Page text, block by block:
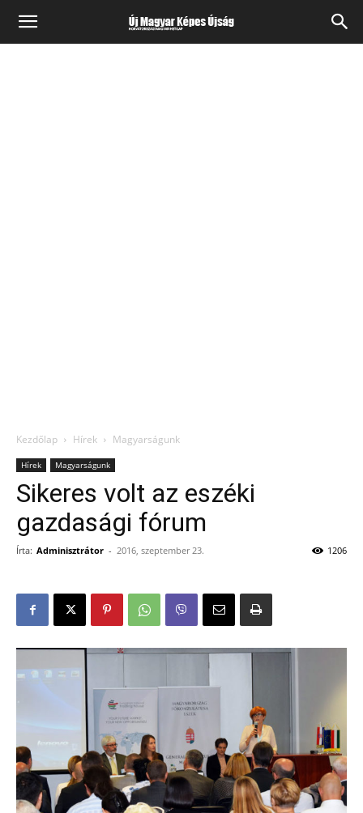
Kezdőlap Hírek Magyarságunk
Hírek Magyarságunk
Sikeres volt az eszéki
gazdasági fórum
Írta: Adminisztrátor - 2016, szeptember 23. 1206